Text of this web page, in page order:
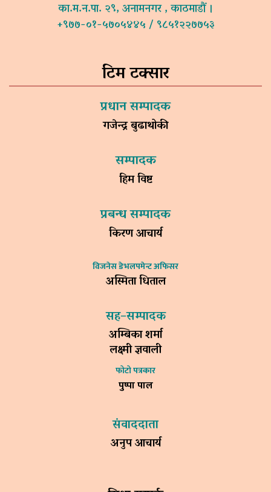
का.म.न.पा. २९, अनामनगर , काठमाडौं ।
+९७७-०१-५७०५४४५ / ९८५१२२७७५३
टिम टक्सार
प्रधान सम्पादक
गजेन्द्र बुढाथोकी
सम्पादक
हिम विष्ट
प्रबन्ध सम्पादक
किरण आचार्य
विजनेस डेभलपमेन्ट अफिसर
अस्मिता धिताल
सह–सम्पादक
अम्बिका शर्मा
लक्ष्मी ज्ञवाली
फोटो पत्रकार
पुष्पा पाल
संवाददाता
अनुप आचार्य